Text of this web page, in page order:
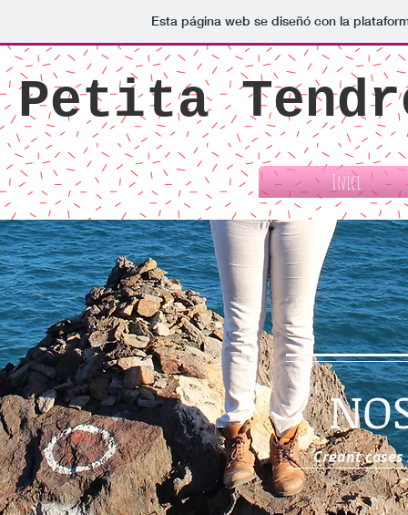
Esta página web se diseñó con la
Petita
Inici
Creant